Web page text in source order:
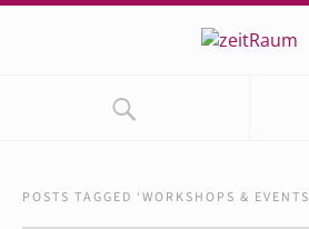
POSTS TAGGED ‘WORKSHOPS & EVENTS